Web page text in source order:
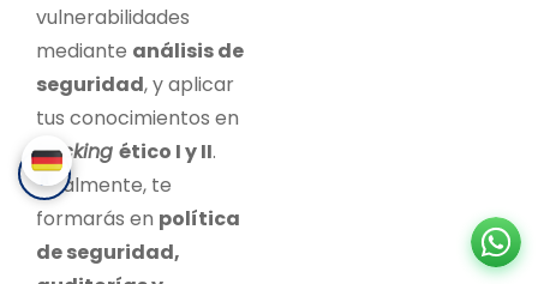
vulnerabilidades
mediante análisis de
seguridad, y aplicar
tus conocimientos en
hacking ético I y II.
Finalmente, te
formarás en política
de seguridad,